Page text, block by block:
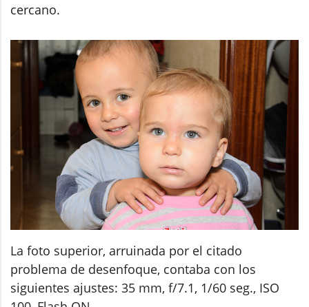
cercano.
La foto superior, arruinada por el citado
problema de desenfoque, contaba con los
siguientes ajustes: 35 mm, f/7.1, 1/60 seg., ISO